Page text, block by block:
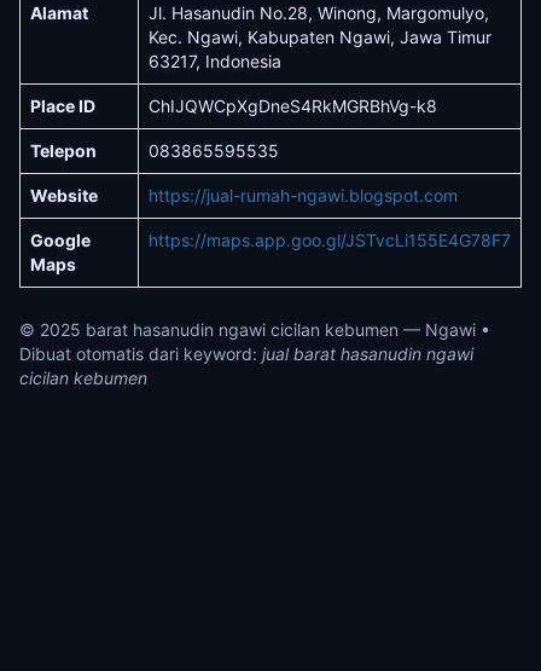
Alamat
Jl. Hasanudin No.28, Winong, Margomulyo,
Kec. Ngawi, Kabupaten Ngawi, Jawa Timur
63217, Indonesia
Place ID ChIJQWCpXgDneS4RkMGRBhVg-k8
Telepon 083865595535
Website https://jual-rumah-ngawi.blogspot.com
Google
Maps
https://maps.app.goo.gl/JSTvcLi155E4G78F7
© 2025 barat hasanudin ngawi cicilan kebumen — Ngawi •
Dibuat otomatis dari keyword: jual barat hasanudin ngawi
cicilan kebumen